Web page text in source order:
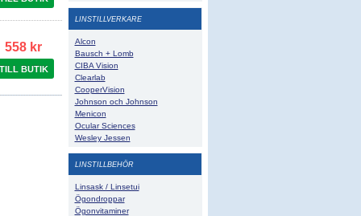
558 kr
TILL BUTIK
LINSTILLVERKARE
Alcon
Bausch + Lomb
CIBA Vision
Clearlab
CooperVision
Johnson och Johnson
Menicon
Ocular Sciences
Wesley Jessen
LINSTILLBEHÖR
Linsask / Linsetui
Ögondroppar
Ögonvitaminer